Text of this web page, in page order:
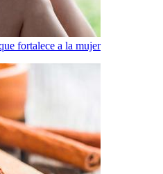
fortalece a la mujer